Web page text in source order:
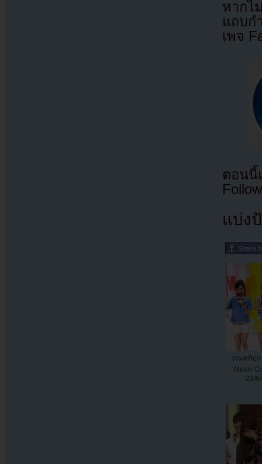
หากไ
แถบก
เพจ
ตอนนี้
แบ่ง
รวมคลิปก
Music
23/